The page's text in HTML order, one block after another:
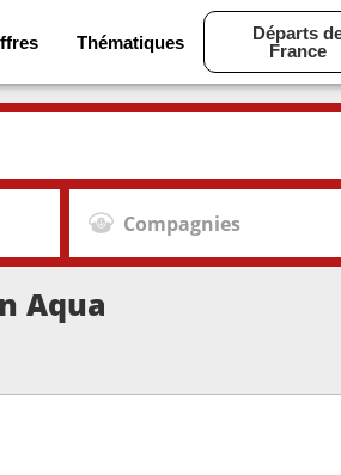
Thématiques
Départs
France
Compagnies
Aqua